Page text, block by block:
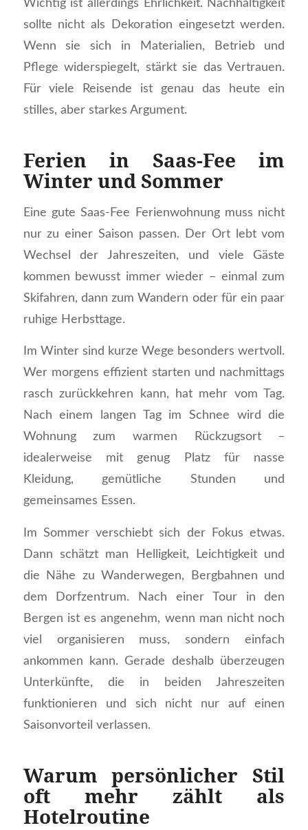
Wichtig ist allerdings Ehrlichkeit. Nachhaltigkeit
sollte nicht als Dekoration eingesetzt werden.
Wenn sie sich in Materialien, Betrieb und
Pflege widerspiegelt, stärkt sie das Vertrauen.
Für viele Reisende ist genau das heute ein
stilles, aber starkes Argument.
Ferien in Saas-Fee im
Winter und Sommer
Eine gute Saas-Fee Ferienwohnung muss nicht
nur zu einer Saison passen. Der Ort lebt vom
Wechsel der Jahreszeiten, und viele Gäste
kommen bewusst immer wieder – einmal zum
Skifahren, dann zum Wandern oder für ein paar
ruhige Herbsttage.
Im Winter sind kurze Wege besonders wertvoll.
Wer morgens effizient starten und nachmittags
rasch zurückkehren kann, hat mehr vom Tag.
Nach einem langen Tag im Schnee wird die
Wohnung zum warmen Rückzugsort –
idealerweise mit genug Platz für nasse
Kleidung, gemütliche Stunden und
gemeinsames Essen.
Im Sommer verschiebt sich der Fokus etwas.
Dann schätzt man Helligkeit, Leichtigkeit und
die Nähe zu Wanderwegen, Bergbahnen und
dem Dorfzentrum. Nach einer Tour in den
Bergen ist es angenehm, wenn man nicht noch
viel organisieren muss, sondern einfach
ankommen kann. Gerade deshalb überzeugen
Unterkünfte, die in beiden Jahreszeiten
funktionieren und sich nicht nur auf einen
Saisonvorteil verlassen.
Warum persönlicher Stil
oft mehr zählt als
Hotelroutine